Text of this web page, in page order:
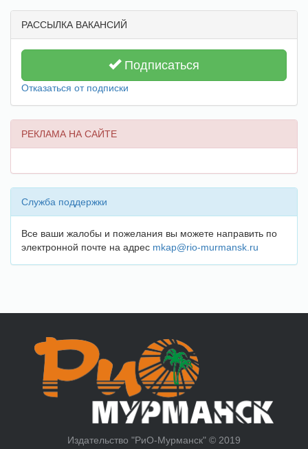
РАССЫЛКА ВАКАНСИЙ
Подписаться
Отказаться от подписки
РЕКЛАМА НА САЙТЕ
Служба поддержки
Все ваши жалобы и пожелания вы можете направить по
электронной почте на адрес mkap@rio-murmansk.ru
Издательство "РиО-Мурманск" © 2019